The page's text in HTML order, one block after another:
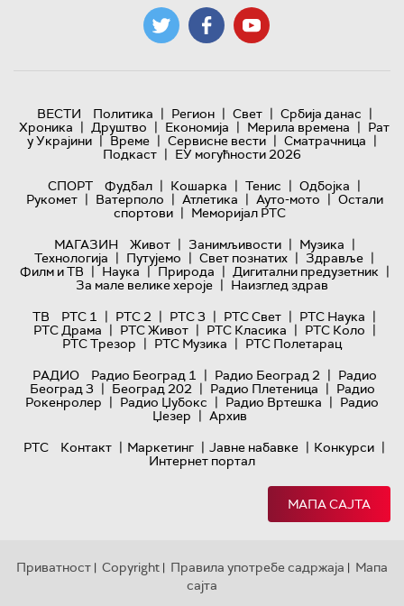
ВЕСТИ Политика | Регион | Свет | Србија данас |
Хроника | Друштво | Економија | Мерила времена | Рат
у Украјини | Време | Сервисне вести | Сматрачница |
Подкаст | ЕУ могућности 2026
СПОРТ
Фудбал | Кошарка | Тенис | Одбојка |
Рукомет | Ватерполо | Атлетика | Ауто-мото | Остали
спортови | Меморијал РТС
МАГАЗИН
Живот | Занимљивости | Музика |
Технологијa | Путујемо | Свет познатих | Здравље |
Филм и ТВ | Наука | Природа | Дигитални предузетник |
За мале велике хероје | Наизглед здрав
ТВ
РТС 1 | РТС 2 | РТС 3 | РТС Свет | РТС Наука |
РТС Драма | РТС Живот | РТС Класика | РТС Коло |
РТС Трезор | РТС Музика | РТС Полетарац
РАДИО
Радио Београд 1 | Радио Београд 2 | Радио
Београд 3 | Београд 202 | Радио Плетеница | Радио
Рокенролер | Радио Џубокс | Радио Вртешка | Радио
Џезер | Архив
РТС
Контакт | Маркетинг | Јавне набавке | Конкурси |
Интернет портал
МАПА САЈТА
Приватност | Copyright | Правила употребе садржаја | Мапа
сајта